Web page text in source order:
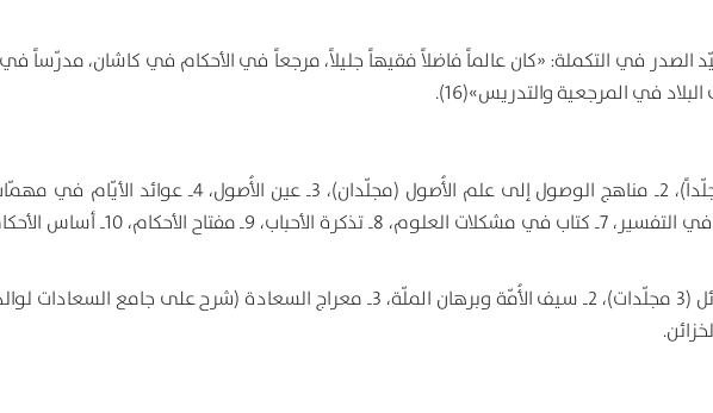
الصدر في التكملة: «كان عالماً فاضلاً فقيهاً جليلاً، مرجعاً في الأحكام في كاشان، مدرّساً
في المرجعية والتدريس»(16).
1ـ مستند الشيعة في أحكام الشريعة (19 مجلّداً)، 2ـ مناهج الوصول إلى علم الأُصول (مجلّدان)، 3ـ عين
الأحكام، 5ـ شرح تجريد الأُصول لوالده، 6ـ كتاب في التفسير، 7ـ كتاب في مشكلات العلوم، 8ـ